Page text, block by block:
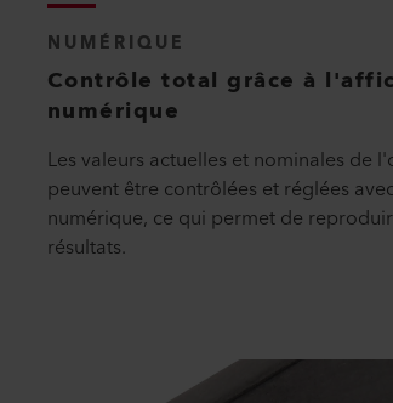
NUMÉRIQUE
Contrôle total grâce à
numérique
Les valeurs actuelles et nominales de
peuvent être contrôlées et réglées
numérique, ce qui permet de
résultats.